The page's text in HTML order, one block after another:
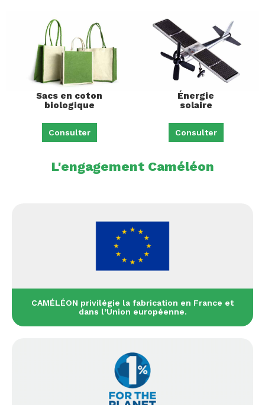
Sacs en coton
biologique
Consulter
Énergie
solaire
Consulter
L'engagement Caméléon
CAMÉLÉON privilégie la fabrication en France et
dans l’Union européenne.